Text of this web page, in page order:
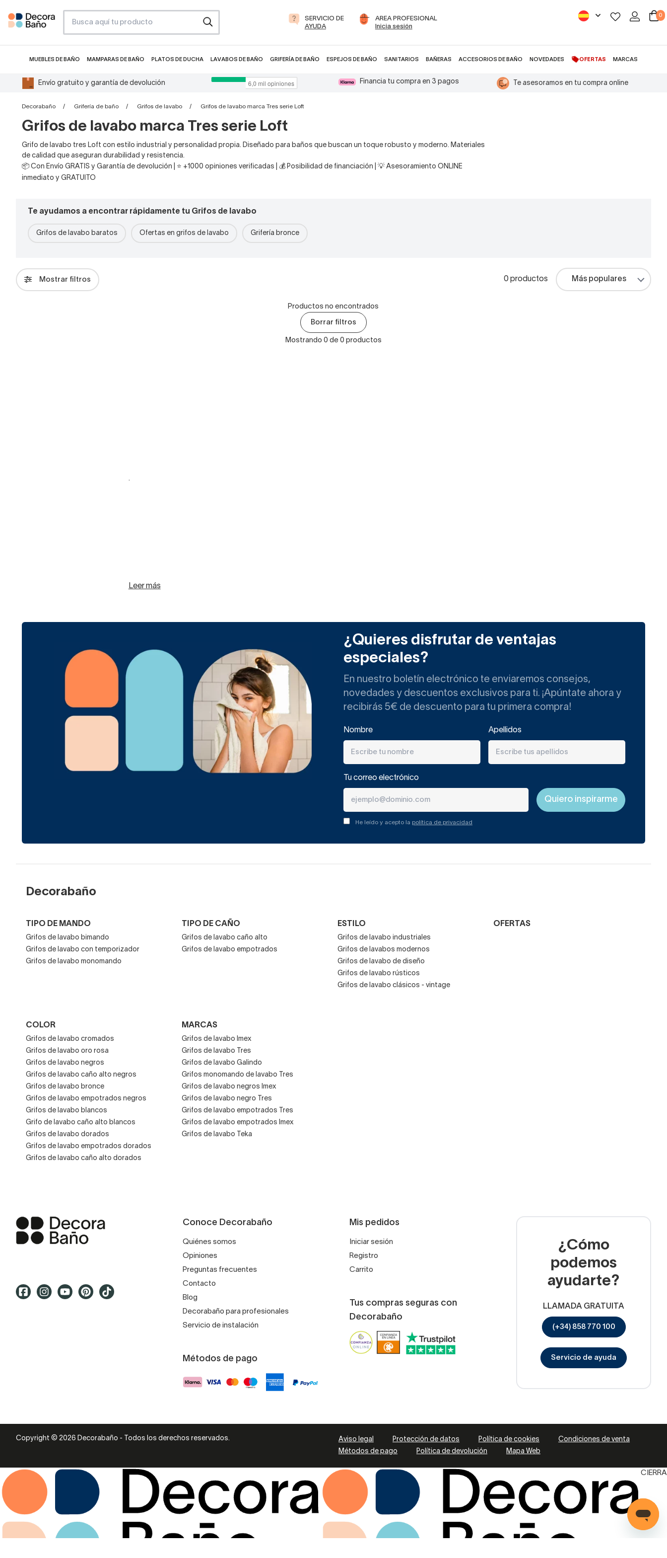
SERVICIO DE
AYUDA
AREA PROFESIONAL
Inicia sesión
0
MUEBLES DE BAÑO MAMPARAS DE BAÑO PLATOS DE DUCHA LAVABOS DE BAÑO GRIFERÍA DE BAÑO ESPEJOS DE BAÑO SANITARIOS BAÑERAS ACCESORIOS DE BAÑO NOVEDADES OFERTAS MARCAS
Envío gratuito y garantía de devolución Financia tu compra en 3 pagos Te asesoramos en tu compra online
Decorabaño Grifería de baño Grifos de lavabo Grifos de lavabo marca Tres serie Loft
Grifos de lavabo marca Tres serie Loft
Grifo de lavabo tres Loft con estilo industrial y personalidad propia. Diseñado para baños que buscan un toque robusto y moderno. Materiales
de calidad que aseguran durabilidad y resistencia.
📦 Con Envío GRATIS y Garantía de devolución | ⭐ +1000 opiniones verificadas | 💰 Posibilidad de financiación | 💡 Asesoramiento ONLINE
inmediato y GRATUITO
Te ayudamos a encontrar rápidamente tu Grifos de lavabo
Grifos de lavabo baratos Ofertas en grifos de lavabo Grifería bronce
Mostrar filtros 0 productos
Productos no encontrados
Borrar filtros
Mostrando 0 de 0 productos
.
Leer más
¿Quieres disfrutar de ventajas
especiales?
En nuestro boletín electrónico te enviaremos consejos,
novedades y descuentos exclusivos para ti. ¡Apúntate ahora y
recibirás 5€ de descuento para tu primera compra!
Nombre Apellidos
Tu correo electrónico
He leído y acepto la política de privacidad
Decorabaño
TIPO DE MANDO
Grifos de lavabo bimando
Grifos de lavabo con temporizador
Grifos de lavabo monomando
TIPO DE CAÑO
Grifos de lavabo caño alto
Grifos de lavabo empotrados
ESTILO
Grifos de lavabo industriales
Grifos de lavabos modernos
Grifos de lavabo de diseño
Grifos de lavabo rústicos
Grifos de lavabo clásicos - vintage
OFERTAS
COLOR
Grifos de lavabo cromados
Grifos de lavabo oro rosa
Grifos de lavabo negros
Grifos de lavabo caño alto negros
Grifos de lavabo bronce
Grifos de lavabo empotrados negros
Grifos de lavabo blancos
Grifo de lavabo caño alto blancos
Grifos de lavabo dorados
Grifos de lavabo empotrados dorados
Grifos de lavabo caño alto dorados
MARCAS
Grifos de lavabo Imex
Grifos de lavabo Tres
Grifos de lavabo Galindo
Grifos monomando de lavabo Tres
Grifos de lavabo negros Imex
Grifos de lavabo negro Tres
Grifos de lavabo empotrados Tres
Grifos de lavabo empotrados Imex
Grifos de lavabo Teka
Conoce Decorabaño
Quiénes somos
Opiniones
Preguntas frecuentes
Contacto
Blog
Decorabaño para profesionales
Servicio de instalación
Métodos de pago
Mis pedidos
Iniciar sesión
Registro
Carrito
Tus compras seguras con
Decorabaño
¿Cómo
podemos
ayudarte?
LLAMADA GRATUITA
(+34) 858 770 100
Servicio de ayuda
Copyright © 2026 Decorabaño - Todos los derechos reservados. Aviso legal Protección de datos Política de cookies
Condiciones de venta
Métodos de pago
Política de devolución Mapa Web
CIERRA